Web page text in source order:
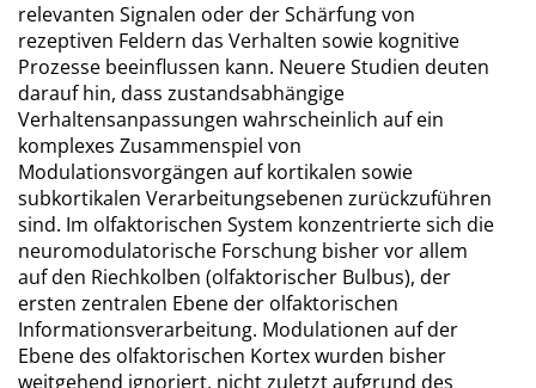
relevanten Signalen oder der Schärfung von
rezeptiven Feldern das Verhalten sowie kognitive
Prozesse beeinflussen kann. Neuere Studien deuten
darauf hin, dass zustandsabhängige
Verhaltensanpassungen wahrscheinlich auf ein
komplexes Zusammenspiel von
Modulationsvorgängen auf kortikalen sowie
subkortikalen Verarbeitungsebenen zurückzuführen
sind. Im olfaktorischen System konzentrierte sich die
neuromodulatorische Forschung bisher vor allem
auf den Riechkolben (olfaktorischer Bulbus), der
ersten zentralen Ebene der olfaktorischen
Informationsverarbeitung. Modulationen auf der
Ebene des olfaktorischen Kortex wurden bisher
weitgehend ignoriert, nicht zuletzt aufgrund des